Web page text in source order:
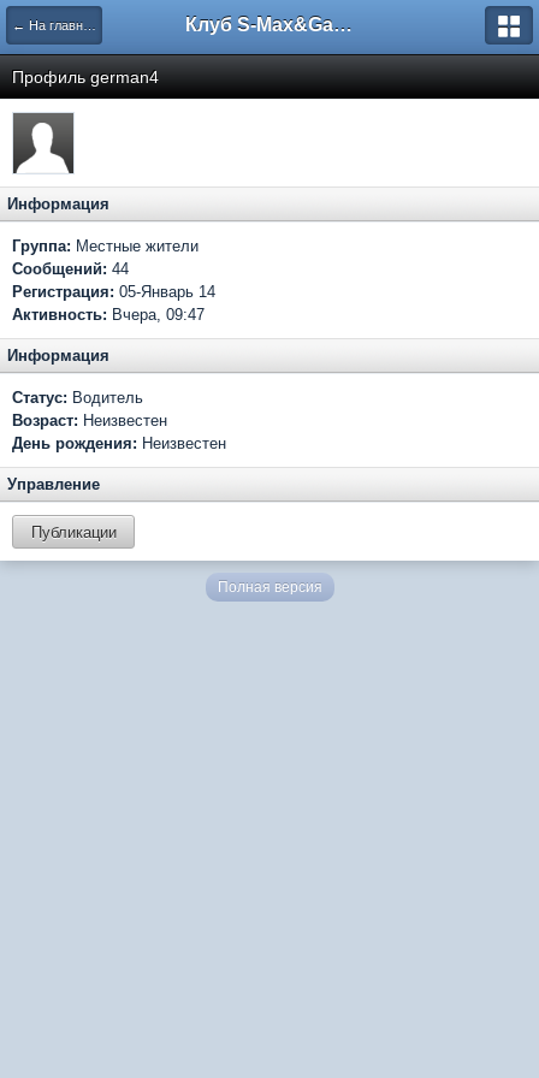
← На главную Клуб S-Max&Galaxy
Профиль german4
Информация
Группа: Местные жители
Сообщений: 44
Регистрация: 05-Январь 14
Активность: Вчера, 09:47
Информация
Статус: Водитель
Возраст: Неизвестен
День рождения: Неизвестен
Управление
Публикации
Полная версия